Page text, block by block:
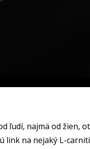
ľudí, najmä od žien,
link na nejaký L-